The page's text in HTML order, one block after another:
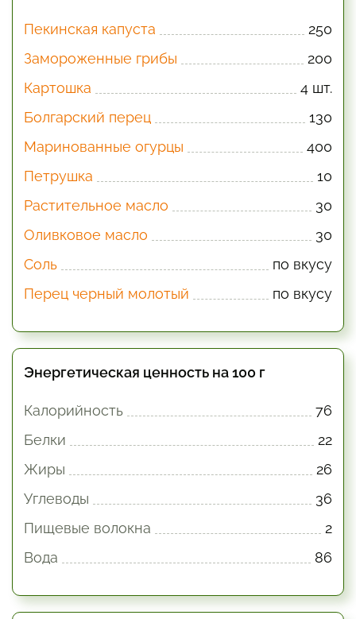
Пекинская капуста
250
Замороженные грибы
200
Картошка
4 шт.
Болгарский перец
130
Маринованные огурцы
400
Петрушка
10
Растительное масло
30
Оливковое масло
30
Соль
по вкусу
Перец черный молотый
по вкусу
Энергетическая ценность на 100 г
Калорийность
76
Белки
22
Жиры
26
Углеводы
36
Пищевые волокна
2
Вода
86